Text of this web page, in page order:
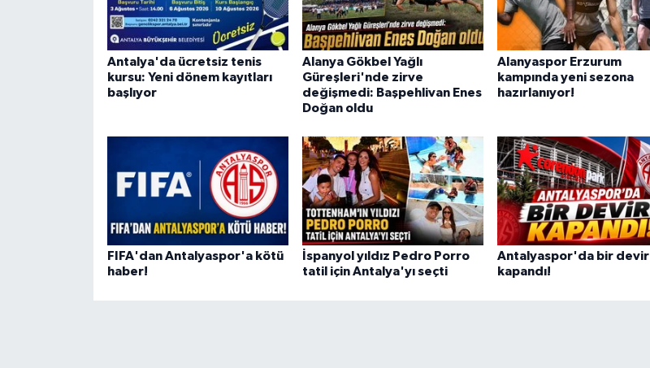
Antalya'da ücretsiz tenis
kursu: Yeni dönem kayıtları
başlıyor
Alanya Gökbel Yağlı
Güreşleri'nde zirve
değişmedi: Başpehlivan Enes
Doğan oldu
Alanyaspor Erzurum
kampında yeni sezona
hazırlanıyor!
FIFA'dan Antalyaspor'a kötü
haber!
İspanyol yıldız Pedro Porro
tatil için Antalya'yı seçti
Antalyaspor'da bir devir
kapandı!